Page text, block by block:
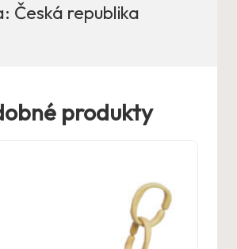
Česká republika
produkty